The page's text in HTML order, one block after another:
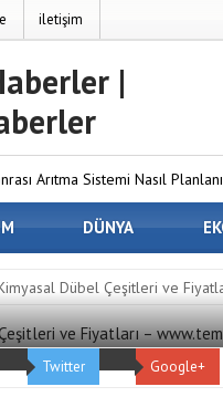
iletişim
Arıtma Sistemi Nasıl
Neden Artıyor? MC
Osmaniye Evden Eve Nakliyat
DÜNYA
Dübel Çeşitleri ve
Twitter Google+